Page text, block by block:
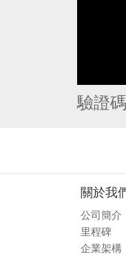
驗證
關於我
公司簡介
里程碑
企業架構